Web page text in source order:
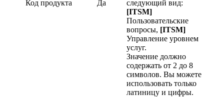
Код продукта Да
следующий вид:
[ITSM]
Пользовательские
вопросы, [ITSM]
Управление уровнем
услуг.
Значение должно
содержать от 2 до 8
символов. Вы можете
использовать только
латиницу и цифры.